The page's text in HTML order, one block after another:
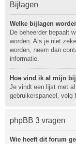
Bijlagen
Welke bijlagen
De beheerder bepaalt
worden. Als je niet
worden, neem dan
informatie.
Hoe vind ik al mijn
Je vindt een lijst met
gebruikerspaneel, volg
phpBB 3 vragen
Wie heeft dit forum